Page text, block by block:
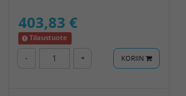
403,83 €
Tilaustuote
- + KORIIN